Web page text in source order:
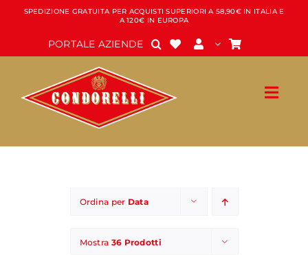
Salta
contenuto
SPEDIZIONE GRATUITA PER ACQUISTI SUPERIORI A 58,90€ IN ITALIA E
A 120€ IN EUROPA
PORTALE AZIENDE
Ordina per Data
Mostra 36 Prodotti